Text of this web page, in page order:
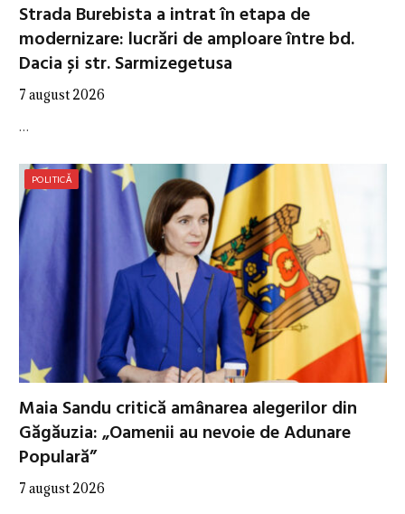
Strada Burebista a intrat în etapa de
modernizare: lucrări de amploare între bd.
Dacia și str. Sarmizegetusa
7 august 2026
…
POLITICĂ
Maia Sandu critică amânarea alegerilor din
Găgăuzia: „Oamenii au nevoie de Adunare
Populară”
7 august 2026